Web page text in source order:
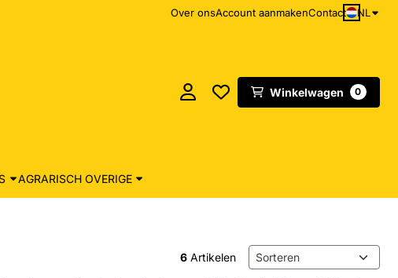
Over onsAccount aanmakenContact NL
Winkelwagen 0
AGRARISCH OVERIGE
6Artikelen Sorteermethode